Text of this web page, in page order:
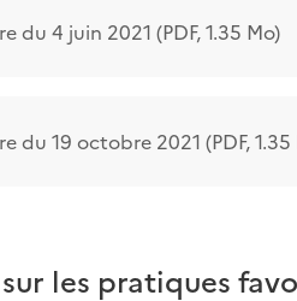
du 4 juin 2021 (PDF, 1.35 Mo)
du 19 octobre 2021 (PDF, 1.35
les pratiques